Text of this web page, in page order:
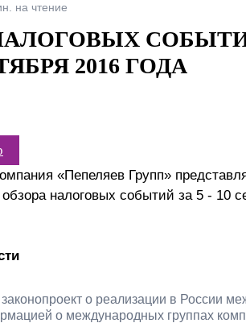
Цифры
Групп»?
на чтение
2016 ГОДА
«Пепеляев Групп»
налоговых событий за 5 - 10
о реализации в России
о международных группах